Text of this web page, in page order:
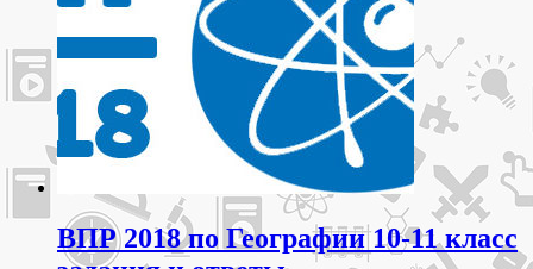
ВПР 2018 по Географии 10-11 класс